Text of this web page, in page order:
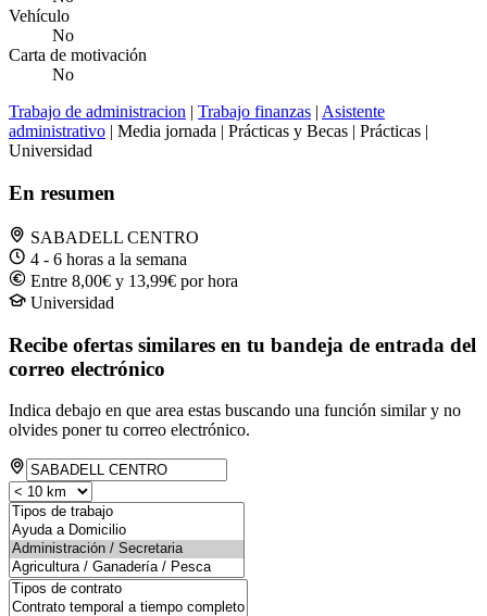
Vehículo
No
Carta de motivación
No
Trabajo de administracion | Trabajo finanzas | Asistente
administrativo | Media jornada | Prácticas y Becas | Prácticas |
Universidad
En resumen
SABADELL CENTRO
4 - 6 horas a la semana
Entre 8,00€ y 13,99€ por hora
Universidad
Recibe ofertas similares en tu bandeja de entrada del
correo electrónico
Indica debajo en que area estas buscando una función similar y no
olvides poner tu correo electrónico.